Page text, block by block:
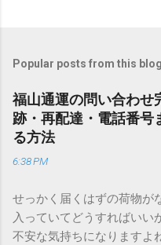
Popular posts from this blog
福山通運の問い合わせ
跡・再配達・電話番号
る方法
6:38 PM
せっかく届くはずの荷物が
入っていてどうすればいい
不安な気持ちになりますよ